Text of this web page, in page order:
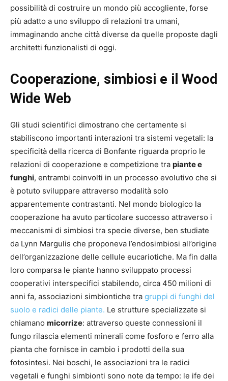
possibilità di costruire un mondo più accogliente, forse
più adatto a uno sviluppo di relazioni tra umani,
immaginando anche città diverse da quelle proposte dagli
architetti funzionalisti di oggi.
Cooperazione, simbiosi e il Wood
Wide Web
Gli studi scientifici dimostrano che certamente si
stabiliscono importanti interazioni tra sistemi vegetali: la
specificità della ricerca di Bonfante riguarda proprio le
relazioni di cooperazione e competizione tra piante e
funghi, entrambi coinvolti in un processo evolutivo che si
è potuto sviluppare attraverso modalità solo
apparentemente contrastanti. Nel mondo biologico la
cooperazione ha avuto particolare successo attraverso i
meccanismi di simbiosi tra specie diverse, ben studiate
da Lynn Margulis che proponeva l’endosimbiosi all’origine
dell’organizzazione delle cellule eucariotiche. Ma fin dalla
loro comparsa le piante hanno sviluppato processi
cooperativi interspecifici stabilendo, circa 450 milioni di
anni fa, associazioni simbiontiche tra gruppi di funghi del
suolo e radici delle piante. Le strutture specializzate si
chiamano micorrize: attraverso queste connessioni il
fungo rilascia elementi minerali come fosforo e ferro alla
pianta che fornisce in cambio i prodotti della sua
fotosintesi. Nei boschi, le associazioni tra le radici
vegetali e funghi simbionti sono note da tempo: le ife dei